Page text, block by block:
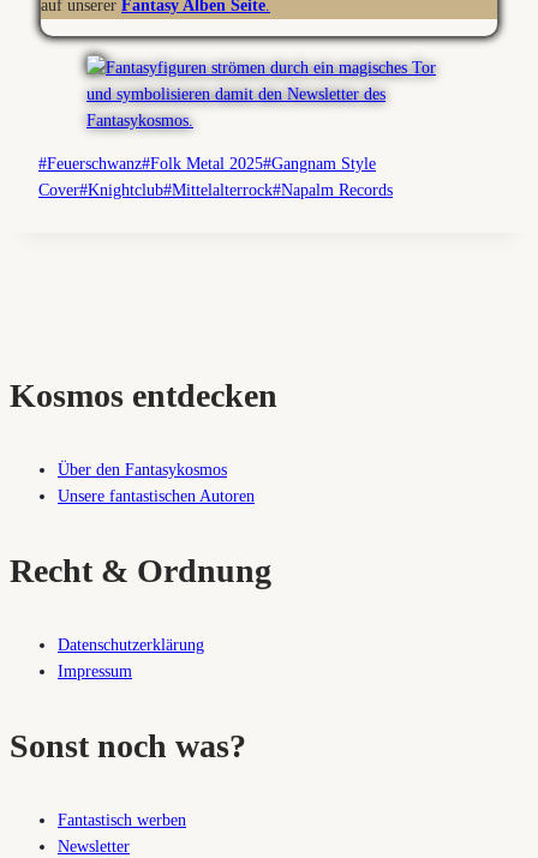
auf unserer Fantasy Alben Seite
Schlagworte:
#Feuerschwanz#Folk Metal 2025#Gangnam Style
Cover#Knightclub#Mittelalterrock#Napalm Records
Kosmos entdecken
Über den Fantasykosmos
Unsere fantastischen Autoren
Recht & Ordnung
Datenschutzerklärung
Impressum
Sonst noch was?
Fantastisch werben
Newsletter